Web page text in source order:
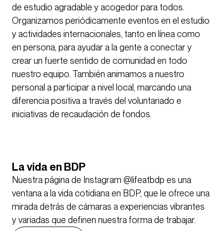
de estudio agradable y acogedor para todos.
Organizamos periódicamente eventos en el estudio
y actividades internacionales, tanto en línea como
en persona, para ayudar a la gente a conectar y
crear un fuerte sentido de comunidad en todo
nuestro equipo. También animamos a nuestro
personal a participar a nivel local, marcando una
diferencia positiva a través del voluntariado e
iniciativas de recaudación de fondos.
La vida en BDP
Nuestra página de Instagram @lifeatbdp es una
ventana a la vida cotidiana en BDP, que le ofrece una
mirada detrás de cámaras a experiencias vibrantes
y variadas que definen nuestra forma de trabajar.